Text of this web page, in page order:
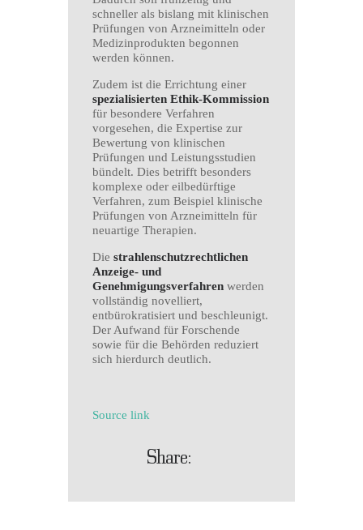
schneller als bislang mit klinischen
Prüfungen von Arzneimitteln oder
Medizinprodukten begonnen
werden können.
Zudem ist die Errichtung einer
spezialisierten Ethik-Kommission
für besondere Verfahren
vorgesehen, die Expertise zur
Bewertung von klinischen
Prüfungen und Leistungsstudien
bündelt. Dies betrifft besonders
komplexe oder eilbedürftige
Verfahren, zum Beispiel klinische
Prüfungen von Arzneimitteln für
neuartige Therapien.
Die strahlenschutzrechtlichen
Anzeige- und
Genehmigungsverfahren werden
vollständig novelliert,
entbürokratisiert und beschleunigt.
Der Aufwand für Forschende
sowie für die Behörden reduziert
sich hierdurch deutlich.
Source link
Share: